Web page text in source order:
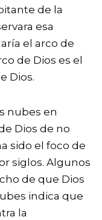
de la
esa
el arco de
de Dios es el
Dios.
nubes en
Dios de no
sido el foco de
siglos. Algunos
de que Dios
indica que
la